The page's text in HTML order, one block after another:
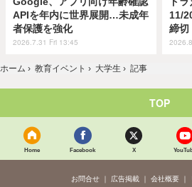
APIを年内に世界展開…未成年
者保護を強化
2026.7.31 Fri 13:45
11/
締切
ホーム › 教育イベント › 大学生 › 記事
TOP
Home Facebook X
お問合せ 広告掲載 会社概要